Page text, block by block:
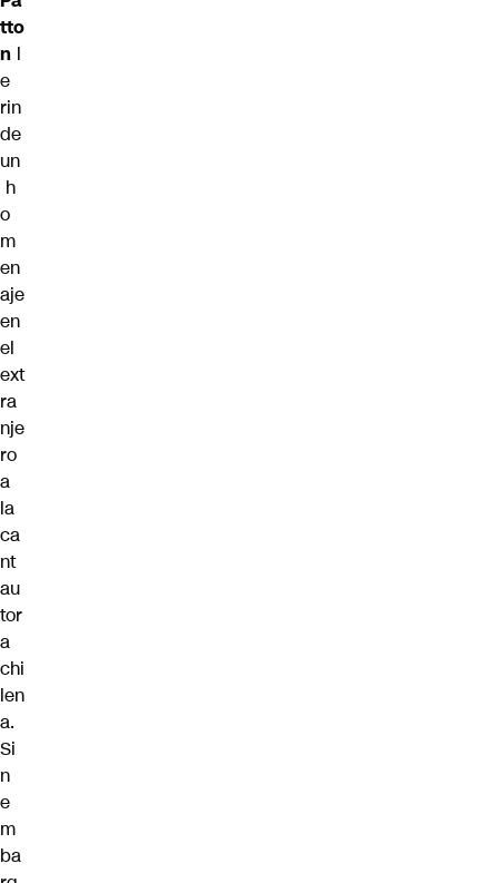
tto
n l
e
rin
de
un
h
o
m
en
aje
en
el
ext
ra
nje
ro
a
la
ca
nt
au
tor
a
chi
len
a.
Si
n
e
m
ba